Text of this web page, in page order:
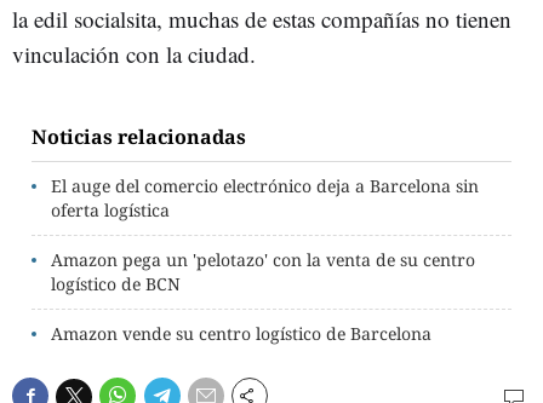
la edil socialsita, muchas de estas compañías no tienen
vinculación con la ciudad.
Noticias relacionadas
El auge del comercio electrónico deja a Barcelona sin
oferta logística
Amazon pega un 'pelotazo' con la venta de su centro
logístico de BCN
Amazon vende su centro logístico de Barcelona